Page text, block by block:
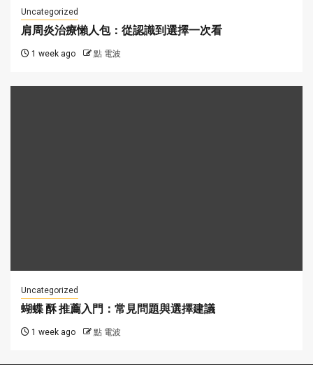
Uncategorized
肩周炎治療懶人包：從認識到選擇一次看
1 week ago 點 電波
Uncategorized
蝴蝶 酥 推薦入門：常見問題與選擇建議
1 week ago 點 電波